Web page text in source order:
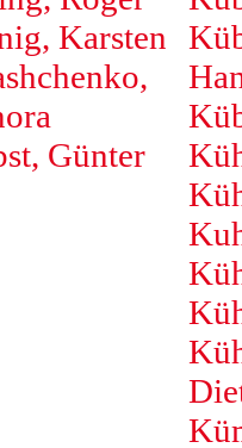
Karsten
Günter